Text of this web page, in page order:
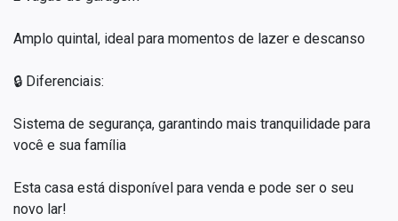
Amplo quintal, ideal para momentos de lazer e descanso
🔒 Diferenciais:
Sistema de segurança, garantindo mais tranquilidade para
você e sua família
Esta casa está disponível para venda e pode ser o seu
novo lar!